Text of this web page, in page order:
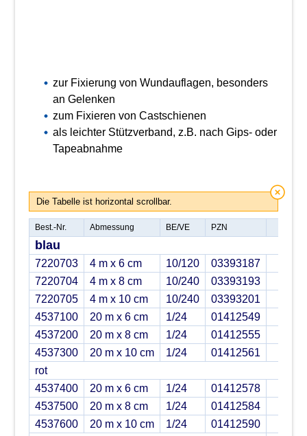
zur Fixierung von Wundauflagen, besonders
an Gelenken
zum Fixieren von Castschienen
als leichter Stützverband, z.B. nach Gips- oder
Tapeabnahme
Die Tabelle ist horizontal scrollbar.
Best.-Nr. Abmessung BE/VE PZN
blau
7220703 4 m x 6 cm 10/120
03393187
7220704
4 m x 8 cm 10/240
03393193
7220705
4 m x 10 cm 10/240
03393201
4537100
20 m x 6 cm 1/24
01412549
4537200
20 m x 8 cm 1/24
01412555
4537300
20 m x 10 cm 1/24
01412561
rot
4537400
20 m x 6 cm 1/24
01412578
4537500
20 m x 8 cm 1/24
01412584
4537600
20 m x 10 cm 1/24
01412590